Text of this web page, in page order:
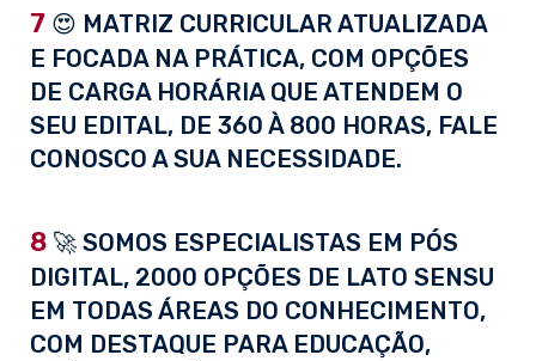
7 😍 MATRIZ CURRICULAR ATUALIZADA
E FOCADA NA PRÁTICA, COM OPÇÕES
DE CARGA HORÁRIA QUE ATENDEM O
SEU EDITAL, DE 360 À 800 HORAS, FALE
CONOSCO A SUA NECESSIDADE.
8 🚀 SOMOS ESPECIALISTAS EM PÓS
DIGITAL, 2000 OPÇÕES DE LATO SENSU
EM TODAS ÁREAS DO CONHECIMENTO,
COM DESTAQUE PARA EDUCAÇÃO,